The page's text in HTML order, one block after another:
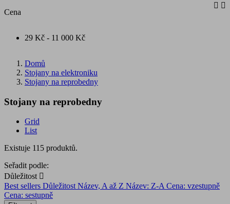
Cena
 
29 Kč - 11 000 Kč
Domů
Stojany na elektroniku
Stojany na reprobedny
Stojany na reprobedny
Grid
List
Existuje 115 produktů.
Seřadit podle:
Důležitost 
Best sellers Důležitost Název, A až Z Název: Z-A Cena: vzestupně
Cena: sestupně